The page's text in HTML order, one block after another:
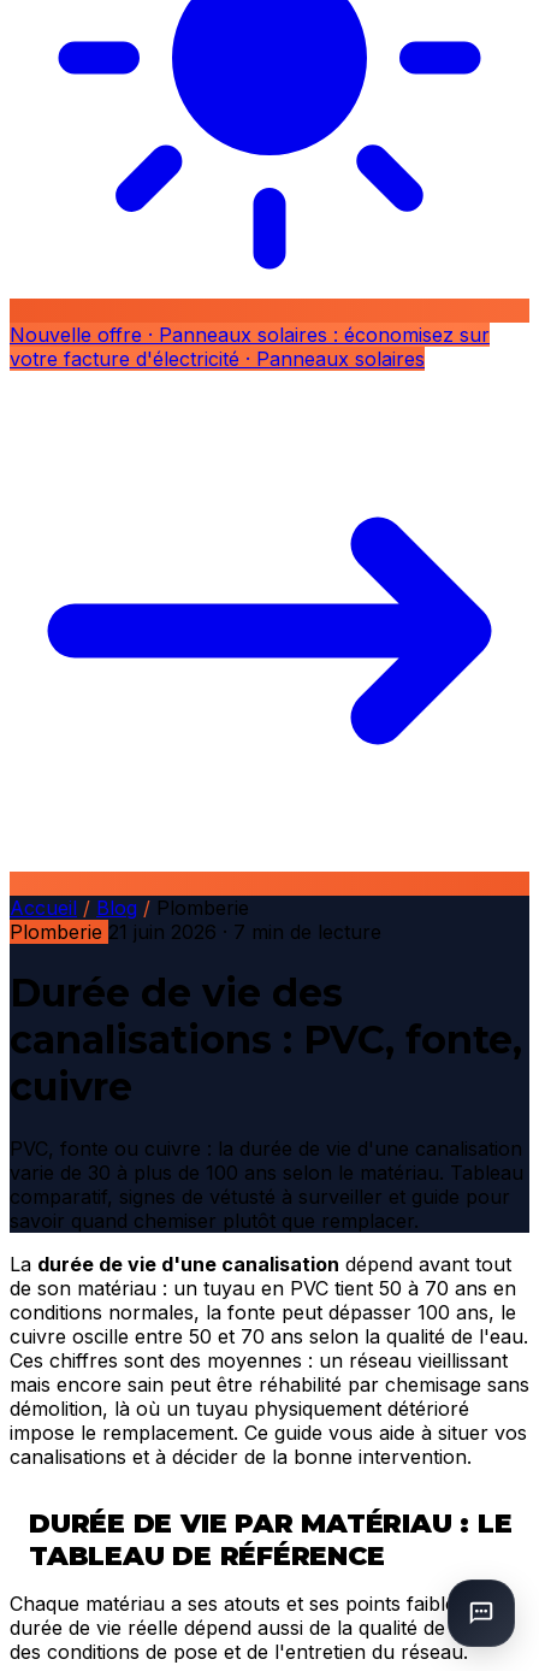
Nouvelle offre · Panneaux solaires : économisez sur
votre facture d'électricité · Panneaux solaires
Accueil / Blog / Plomberie
Plomberie 21 juin 2026 · 7 min de lecture
Durée de vie des
canalisations : PVC, fonte,
cuivre
PVC, fonte ou cuivre : la durée de vie d'une canalisation
varie de 30 à plus de 100 ans selon le matériau. Tableau
comparatif, signes de vétusté à surveiller et guide pour
savoir quand chemiser plutôt que remplacer.
La durée de vie d'une canalisation dépend avant tout
de son matériau : un tuyau en PVC tient 50 à 70 ans en
conditions normales, la fonte peut dépasser 100 ans, le
cuivre oscille entre 50 et 70 ans selon la qualité de l'eau.
Ces chiffres sont des moyennes : un réseau vieillissant
mais encore sain peut être réhabilité par chemisage sans
démolition, là où un tuyau physiquement détérioré
impose le remplacement. Ce guide vous aide à situer vos
canalisations et à décider de la bonne intervention.
DURÉE DE VIE PAR MATÉRIAU : LE
TABLEAU DE RÉFÉRENCE
Chaque matériau a ses atouts et ses points faibles. La
durée de vie réelle dépend aussi de la qualité de l'eau,
des conditions de pose et de l'entretien du réseau.